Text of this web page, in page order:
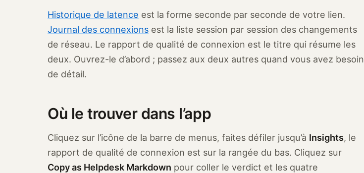
Historique de latence est la forme seconde par seconde de votre lien.
Journal des connexions est la liste session par session des changements
de réseau. Le rapport de qualité de connexion est le titre qui résume les
deux. Ouvrez-le d’abord ; passez aux deux autres quand vous avez besoin
de détail.
Où le trouver dans l’app
Cliquez sur l’icône de la barre de menus, faites défiler jusqu’à Insights, le
rapport de qualité de connexion est sur la rangée du bas. Cliquez sur
Copy as Helpdesk Markdown pour coller le verdict et les quatre